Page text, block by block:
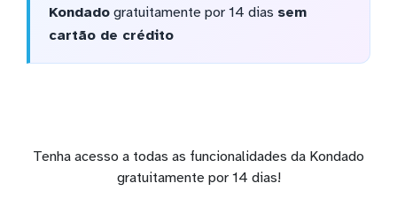
Kondadogratuitamente por 14 dias sem
cartão de crédito
Tenha acesso a todas as funcionalidades da Kondado
gratuitamente por 14 dias!